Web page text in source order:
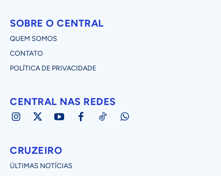
SOBRE O CENTRAL
QUEM SOMOS
CONTATO
POLÍTICA DE PRIVACIDADE
CENTRAL NAS REDES
CRUZEIRO
ÚLTIMAS NOTÍCIAS